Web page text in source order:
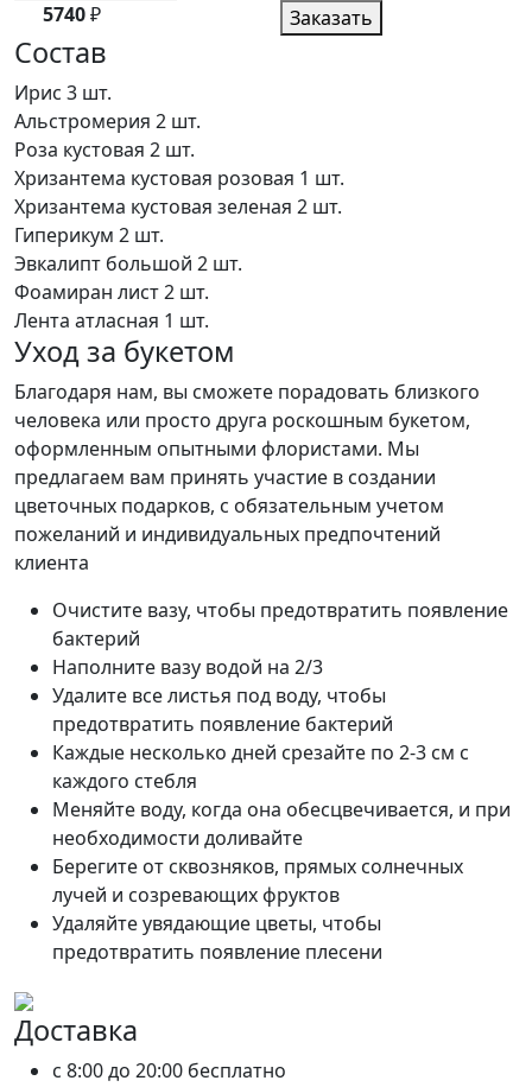
5740₽ Заказать
Состав
Ирис 3 шт.
Альстромерия 2 шт.
Роза кустовая 2 шт.
Хризантема кустовая розовая 1 шт.
Хризантема кустовая зеленая 2 шт.
Гиперикум 2 шт.
Эвкалипт большой 2 шт.
Фоамиран лист2 шт.
Лента атласная 1 шт.
Уход за букетом
Благодаря нам, вы сможете порадовать близкого
человека или просто друга роскошным букетом,
оформленным опытными флористами. Мы
предлагаем вам принять участие в создании
цветочных подарков, с обязательным учетом
пожеланий и индивидуальных предпочтений
клиента
Очистите вазу, чтобы предотвратить появление
бактерий
Наполните вазу водой на 2/3
Удалите все листья под воду, чтобы
предотвратить появление бактерий
Каждые несколько дней срезайте по 2-3 см с
каждого стебля
Меняйте воду, когда она обесцвечивается, и при
необходимости доливайте
Берегите от сквозняков, прямых солнечных
лучей и созревающих фруктов
Удаляйте увядающие цветы, чтобы
предотвратить появление плесени
Доставка
c 8:00 до 20:00 бесплатно